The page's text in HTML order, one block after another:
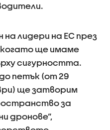
на лидери на ЕС през
ще имаме
сигурността.
петък (от 29
ще затворим
за
дронове“,